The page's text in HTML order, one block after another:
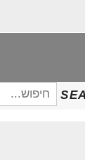
חיפוש
עבור: